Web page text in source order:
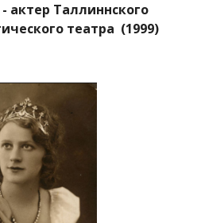
актер Таллиннского
театра (1999)